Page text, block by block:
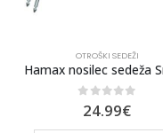
OTROŠKI SEDEŽI
0out of 5
24.99€